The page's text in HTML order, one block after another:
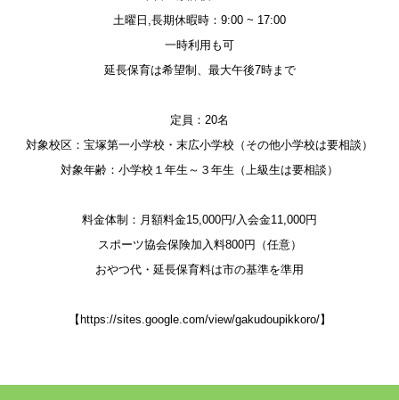
土曜日,長期休暇時：9:00 ~ 17:00
一時利用も可
延長保育は希望制、最大午後7時まで
定員：20名
対象校区： 宝塚第一小学校・末広小学校（その他小学校は要相談）
対象年齢：小学校１年生～３年生（上級生は要相談）
料金体制：月額料金15,000円/入会金11,000円
スポーツ協会保険加入料800円（任意）
おやつ代・延長保育料は市の基準を準用
【 https://sites.google.com/view/gakudoupikkoro/】